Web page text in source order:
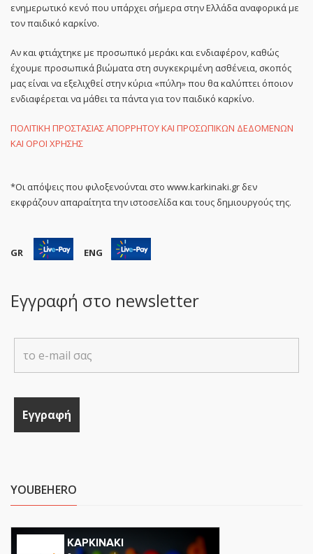
ενημερωτικό κενό που υπάρχει σήμερα στην Ελλάδα αναφορικά με
τον παιδικό καρκίνο.
Αν και φτιάχτηκε με προσωπικό μεράκι και ενδιαφέρον, καθώς
έχουμε προσωπικά βιώματα στη συγκεκριμένη ασθένεια, σκοπός
μας είναι να εξελιχθεί στην κύρια «πύλη» που θα καλύπτει όποιον
ενδιαφέρεται να μάθει τα πάντα για τον παιδικό καρκίνο.
ΠΟΛΙΤΙΚΗ ΠΡΟΣΤΑΣΙΑΣ ΑΠΟΡΡΗΤΟΥ ΚΑΙ ΠΡΟΣΩΠΙΚΩΝ ΔΕΔΟΜΕΝΩΝ
ΚΑΙ ΟΡΟΙ ΧΡΗΣΗΣ
*Οι απόψεις που φιλοξενούνται στο www.karkinaki.gr δεν
εκφράζουν απαραίτητα την ιστοσελίδα και τους δημιουργούς της.
GR ENG
Εγγραφή στο newsletter
YOUBEHERO